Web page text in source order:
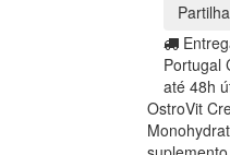
Portugal
até 48h
OstroVit